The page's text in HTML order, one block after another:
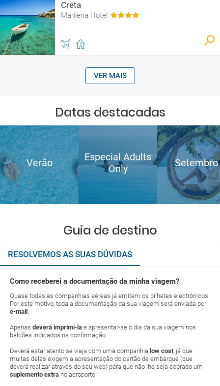
Creta
Marilena Hotel
VER MAIS
Datas destacadas
Verão
Especial Adults
Only
Setembro
Guia de destino
RESOLVEMOS AS SUAS DÚVIDAS
Como receberei a documentação da minha viagem?
Quase todas as companhias aéreas já emitem os bilhetes electrónicos.
Por este motivo, toda a documentação da sua viagem será enviada por
e-mail .
Apenas deverá imprimi-la e apresentar-se o dia da sua viagem nos
balcões indicados na confirmação
Deverá estar atento se viaja com uma companhia low cost, já que
muitas delas exigem a apresentação do cartão de embarque (que
deverá realizar através do seu web) para que não lhe seja cobrado um
suplemento extra no aeroporto.